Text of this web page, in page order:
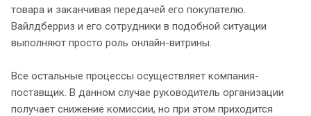
товара и заканчивая передачей его покупателю.
Вайлдберриз и его сотрудники в подобной ситуации
выполняют просто роль онлайн-витрины.
Все остальные процессы осуществляет компания-
поставщик. В данном случае руководитель организации
получает снижение комиссии, но при этом приходится